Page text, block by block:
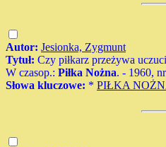
Autor: Jesionka, Zygmunt
Tytuł: Czy piłkarz przeżywa
W czasop.: Piłka Nożna. - 1960,
Słowa kluczowe: * PIŁKA